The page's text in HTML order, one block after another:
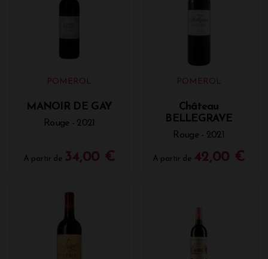
POMEROL
MANOIR DE GAY
Rouge - 2021
A partir de 34,00 €
POMEROL
Château
BELLEGRAVE
Rouge - 2021
A partir de 42,00 €